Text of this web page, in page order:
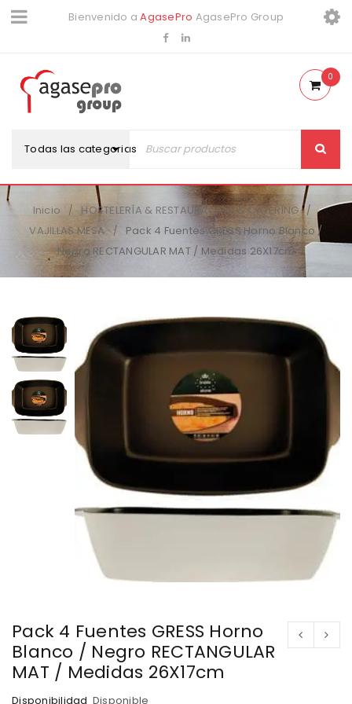
Bienvenido aAgasePro AgasePro Group
Todas las categorias
0
Inicio / HOSTELERÍA & RESTAURACIÓN & CATERING /
VAJILLAS MESA /
Pack 4 Fuentes GRESS Horno Blanco /
Negro RECTANGULAR MAT / Medidas 26X17cm
Pack 4 Fuentes GRESS Horno
Blanco / Negro RECTANGULAR
MAT / Medidas 26X17cm
Disponibilidad Disponible